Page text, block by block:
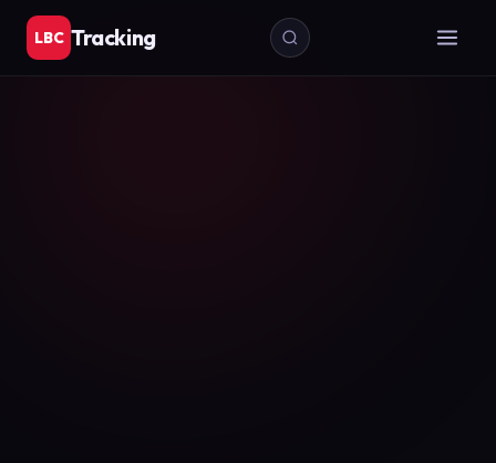
LBC Tracking